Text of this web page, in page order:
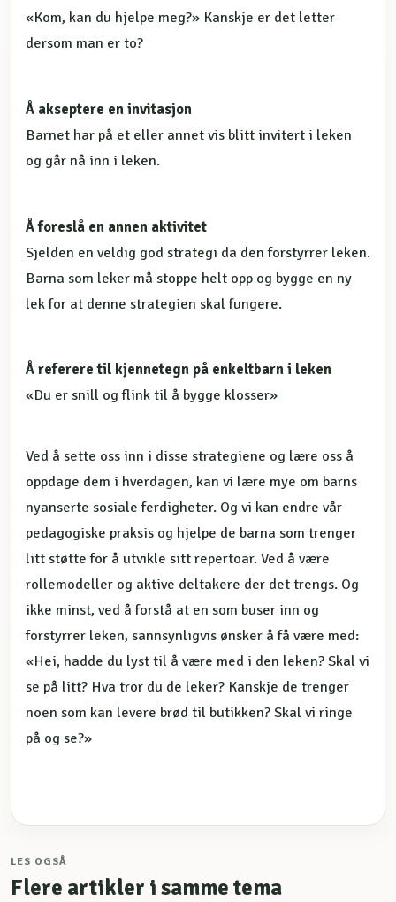
«Kom, kan du hjelpe meg?» Kanskje er det letter
dersom man er to?
Å akseptere en invitasjon
Barnet har på et eller annet vis blitt invitert i leken
og går nå inn i leken.
Å foreslå en annen aktivitet
Sjelden en veldig god strategi da den forstyrrer leken.
Barna som leker må stoppe helt opp og bygge en ny
lek for at denne strategien skal fungere.
Å referere til kjennetegn på enkeltbarn i leken
«Du er snill og flink til å bygge klosser»
Ved å sette oss inn i disse strategiene og lære oss å
oppdage dem i hverdagen, kan vi lære mye om barns
nyanserte sosiale ferdigheter. Og vi kan endre vår
pedagogiske praksis og hjelpe de barna som trenger
litt støtte for å utvikle sitt repertoar. Ved å være
rollemodeller og aktive deltakere der det trengs. Og
ikke minst, ved å forstå at en som buser inn og
forstyrrer leken, sannsynligvis ønsker å få være med:
«Hei, hadde du lyst til å være med i den leken? Skal vi
se på litt? Hva tror du de leker? Kanskje de trenger
noen som kan levere brød til butikken? Skal vi ringe
på og se?»
LES OGSÅ
Flere artikler i samme tema